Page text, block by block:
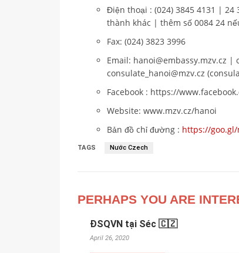
Điện thoại : (024) 3845 4131 | 24
thành khác | thêm số 0084 24
Fax: (024) 3823 3996
Email: hanoi@embassy.mzv.cz |
consulate_hanoi@mzv.cz
Facebook : https://
Website: www.mzv.cz/hanoi
Bản đồ chỉ đường : https://goo.gl/
TAGS Nước Czech
PERHAPS YOU ARE
ĐSQVN tại Séc 🇨🇿
April 26, 2020